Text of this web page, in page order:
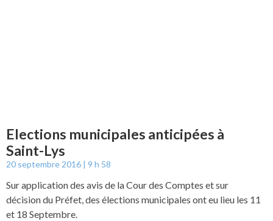
Elections municipales anticipées à
Saint-Lys
20 septembre 2016 9 h 58
Sur application des avis de la Cour des Comptes et sur
décision du Préfet, des élections municipales ont eu lieu les 11
et 18 Septembre.